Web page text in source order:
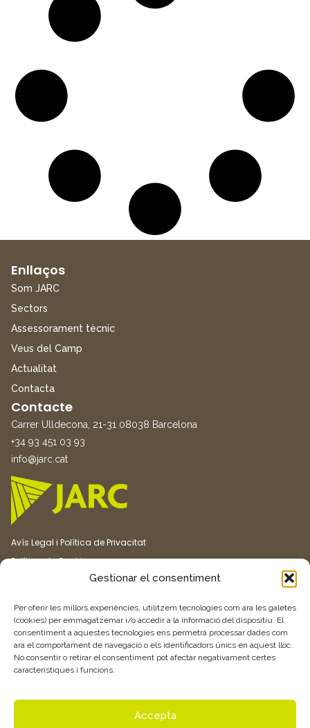
Gestionar el consentiment
Per oferir les millors experiències, utilitzem tecnologies com ara les galetes
(cookies) per emmagatzemar i/o accedir a la informació del dispositiu. El
consentiment a aquestes tecnologies ens permetrà processar dades com
ara el comportament de navegació o els identificadors únics en aquest lloc.
No consentir o retirar el consentiment pot afectar negativament certes
característiques i funcions.
Accepta
Enllaços
Som JARC
Sectors
Assessorament tècnic
Veus del Camp
Actualitat
Contacta
Contacte
Carrer Ulldecona, 21-31 08038 Barcelona
+34 93 451 03 93
info@jarc.cat
Avís Legal i Política de Privacitat
Política de Cookies
Vull rebre més informació